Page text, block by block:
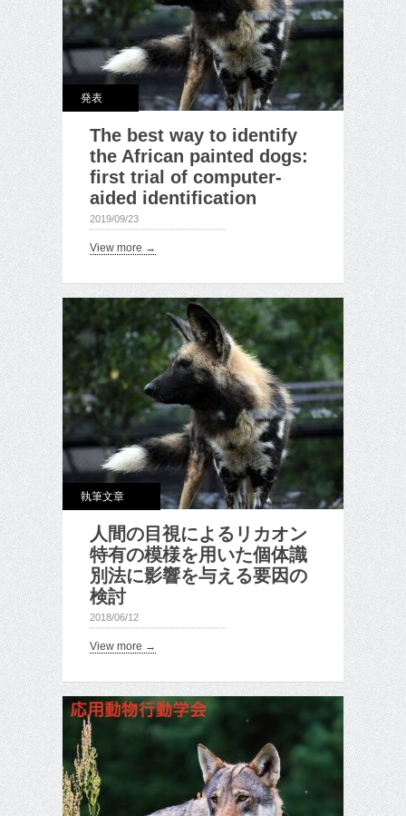
発表
The best way to identify
the African painted dogs:
first trial of computer-
aided identification
2019/09/23
View more →
執筆文章
人間の目視によるリカオン
特有の模様を用いた個体識
別法に影響を与える要因の
検討
2018/06/12
View more →